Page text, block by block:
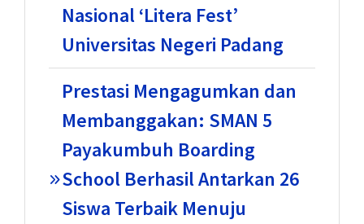
Nasional ‘Litera Fest’
Universitas Negeri Padang
Prestasi Mengagumkan dan
Membanggakan: SMAN 5
Payakumbuh Boarding
School Berhasil Antarkan 26
Siswa Terbaik Menuju